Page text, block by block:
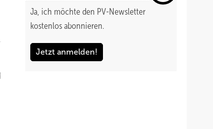
Ja, ich möchte den PV-Newsletter
kostenlos abonnieren.
Jetzt anmelden!